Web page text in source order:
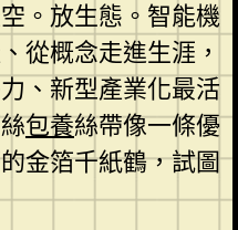
。放生態。智能機
從概念走進生涯，
、新型產業化最活
包養絲帶像一條優
金箔千紙鶴，試圖